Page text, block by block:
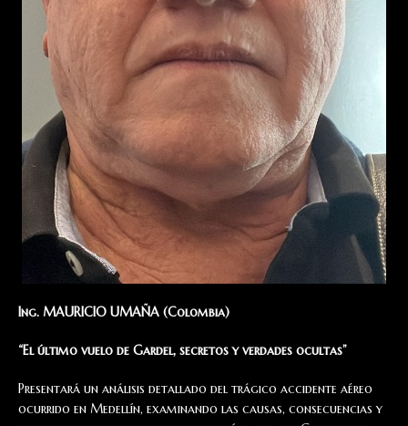
Ing. MAURICIO UMAÑA (Colombia)
“El último vuelo de Gardel, secretos y verdades ocultas”
Presentará un análisis detallado del trágico accidente aéreo
ocurrido en Medellín, examinando las causas, consecuencias y